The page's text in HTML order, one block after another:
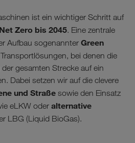
ist ein wichtiger Schritt auf
Net Zero bis 2045. Eine zentrale
Aufbau sogenannter Green
bei denen die
gesamten Strecke auf ein
Dabei setzen wir auf die clevere
und Straße sowie den Einsatz
eLKW oder alternative
LBG (Liquid BioGas).